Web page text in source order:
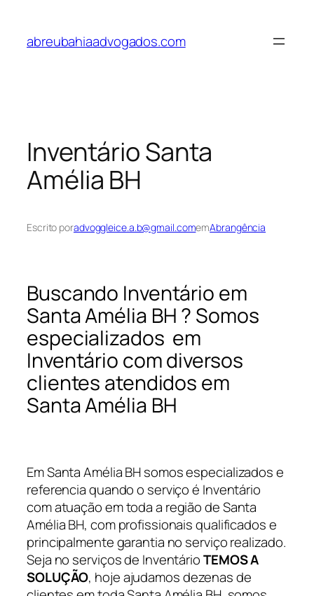
abreubahiaadvogados.com
Inventário Santa
Amélia BH
Escrito poradvoggleice.a.b@gmail.comemAbrangência
Buscando Inventário em
Santa Amélia BH ? Somos
especializados em
Inventário com diversos
clientes atendidos em
Santa Amélia BH
Em Santa Amélia BH somos especializados e
referencia quando o serviço é Inventário
com atuação em toda a região de Santa
Amélia BH, com profissionais qualificados e
principalmente garantia no serviço realizado.
Seja no serviços de InventárioTEMOS A
SOLUÇÃO, hoje ajudamos dezenas de